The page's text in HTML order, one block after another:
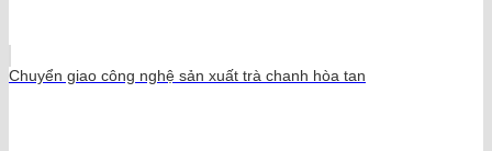
Chuyển giao công nghệ sản xuất trà chanh hòa tan